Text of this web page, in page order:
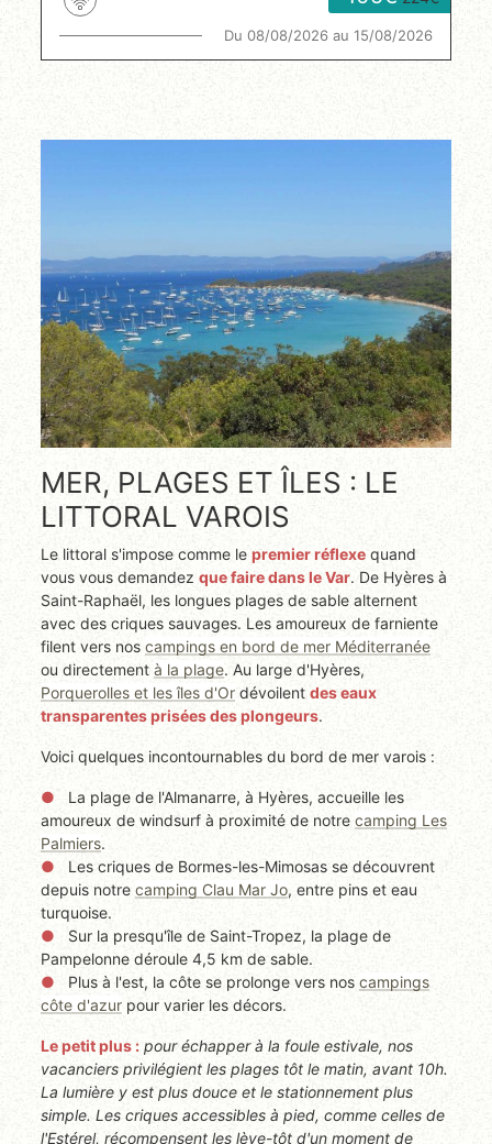
Du 08/08/2026 au 15/08/2026
MER, PLAGES ET ÎLES : LE
LITTORAL VAROIS
Le littoral s'impose comme lepremier réflexe quand
vous vous demandezque faire dans le Var. De Hyères à
Saint-Raphaël, les longues plages de sable alternent
avec des criques sauvages. Les amoureux de farniente
filent vers noscampings en bord de mer Méditerranée
ou directementà la plage. Au large d'Hyères,
Porquerolles et les îles d'Or dévoilentdes eaux
transparentes prisées des plongeurs.
Voici quelques incontournables du bord de mer varois :
La plage de l'Almanarre, à Hyères, accueille les
amoureux de windsurf à proximité de notrecamping Les
Palmiers.
Les criques de Bormes-les-Mimosas se découvrent
depuis notrecamping Clau Mar Jo, entre pins et eau
turquoise.
Sur la presqu'île de Saint-Tropez, la plage de
Pampelonne déroule 4,5 km de sable.
Plus à l'est, la côte se prolonge vers noscampings
côte d'azur pour varier les décors.
Le petit plus : pour échapper à la foule estivale, nos
vacanciers privilégient les plages tôt le matin, avant 10h.
La lumière y est plus douce et le stationnement plus
simple. Les criques accessibles à pied, comme celles de
l'Estérel, récompensent les lève-tôt d'un moment de